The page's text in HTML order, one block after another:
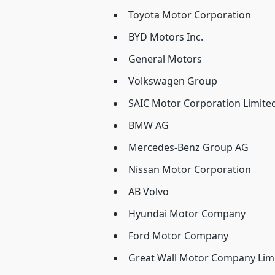
Toyota Motor Corporation
BYD Motors Inc.
General Motors
Volkswagen Group
SAIC Motor Corporation
BMW AG
Mercedes-Benz Group AG
Nissan Motor Corporation
AB Volvo
Hyundai Motor Company
Ford Motor Company
Great Wall Motor Company